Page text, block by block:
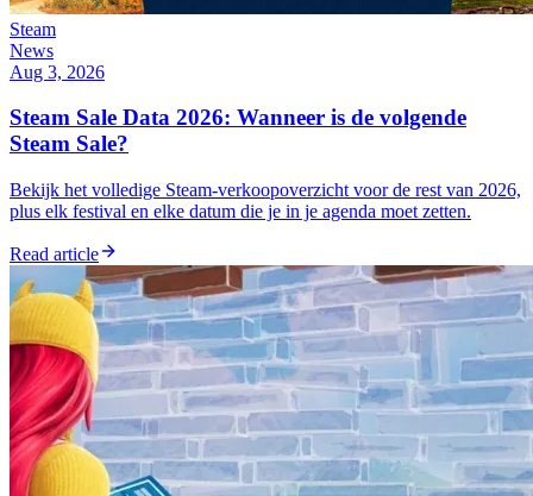
Steam
News
Aug 3, 2026
Steam Sale Data 2026: Wanneer is de volgende
Steam Sale?
Bekijk het volledige Steam-verkoopoverzicht voor de rest van 2026,
plus elk festival en elke datum die je in je agenda moet zetten.
Read article